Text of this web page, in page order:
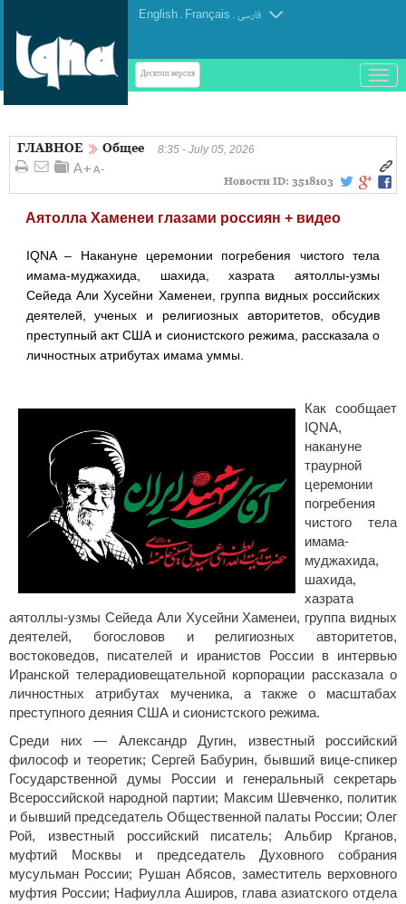
English . Français . فارسی
Десктоп-версия
باز
و
کردن
ГЛАВНОЕ Общее 8:35 - July 05, 2026
Новости ID: 3518103
Аятолла Хаменеи глазами россиян + видео
IQNA – Накануне церемонии погребения чистого тела
имама-муджахида, шахида, хазрата аятоллы-узмы
Сейеда Али Хусейни Хаменеи, группа видных российских
деятелей, ученых и религиозных авторитетов, обсудив
преступный акт США и сионистского режима, рассказала о
личностных атрибутах имама уммы.
Как сообщает
IQNA,
накануне
траурной
церемонии
погребения
чистого тела
имама-
муджахида,
шахида,
хазрата
аятоллы-узмы Сейеда Али Хусейни Хаменеи, группа видных
деятелей, богословов и религиозных авторитетов,
востоковедов, писателей и иранистов России в интервью
Иранской телерадиовещательной корпорации рассказала о
личностных атрибутах мученика, а также о масштабах
преступного деяния США и сионистского режима.
Среди них — Александр Дугин, известный российский
философ и теоретик; Сергей Бабурин, бывший вице-спикер
Государственной думы России и генеральный секретарь
Всероссийской народной партии; Максим Шевченко, политик
и бывший председатель Общественной палаты России; Олег
Рой, известный российский писатель; Альбир Крганов,
муфтий Москвы и председатель Духовного собрания
мусульман России; Рушан Абясов, заместитель верховного
муфтия России; Нафиулла Аширов, глава азиатского отдела